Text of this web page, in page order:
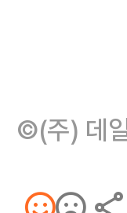
©(주) 데